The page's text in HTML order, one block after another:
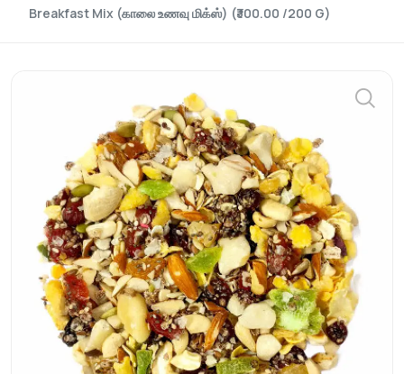
Breakfast Mix (காலை உணவு மிக்ஸ்) (₹300.00 /200 G)